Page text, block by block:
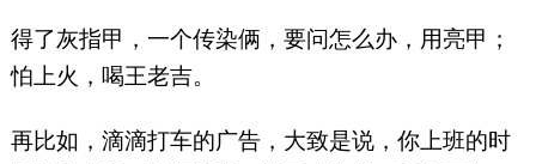
得了灰指甲，一个传染俩，要问怎么办，用亮甲；
怕上火，喝王老吉。
再比如，滴滴打车的广告，大致是说，你上班的时